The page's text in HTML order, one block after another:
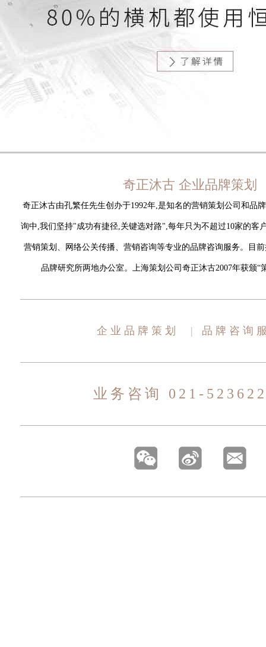
奇正沐古 企业品牌策划
奇正沐古由孔繁任先生创办于1992年,是知名的营销策划公司和品
询中,我们坚持"成功有捷径,关键选对路",每年只为不超过10家的客
营销策划、网络公关传播、营销咨询等专业的品牌咨询服务。目
品牌研究所两地办公室。上海策划公司奇正沐古2007年获颁“
企业品牌策划 | 品牌咨询
业务咨询 021-